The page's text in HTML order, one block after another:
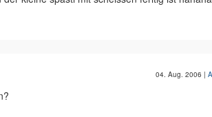
04. Aug. 2006 |